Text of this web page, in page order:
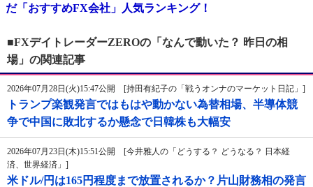
だ「おすすめFX会社」人気ランキング！
■FXデイトレーダーZEROの「なんで動いた？ 昨日の相
場」の関連記事
2026年07月28日(火)15:47公開 [持田有紀子の「戦うオンナのマーケット日記」]
トランプ楽観発言ではもはや動かない為替相場、半導体競
争で中国に敗北するか懸念で日韓株も大幅安
2026年07月23日(木)15:51公開 [今井雅人の「どうする？ どうなる？ 日本経
済、世界経済」]
米ドル/円は165円程度まで放置されるか？片山財務相の発言